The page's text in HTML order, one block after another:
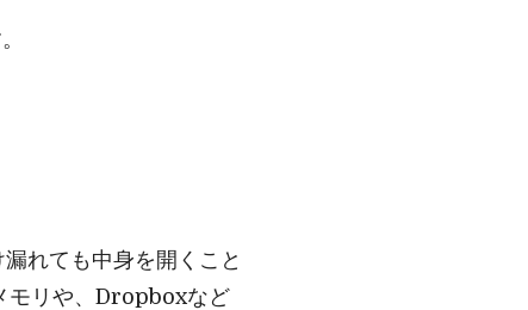
れても中身を開くこと
モリや、Dropboxなど